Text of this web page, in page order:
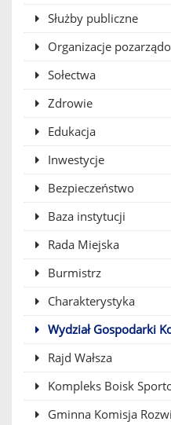
Służby publiczne
Organizacje
Sołectwa
Zdrowie
Edukacja
Inwestycje
Bezpieczeństwo
Baza instytucji
Rada Miejska
Burmistrz
Charakterystyka
Wydział Gospodarki
Rajd Wałsza
Kompleks Boisk
Gminna Komisja